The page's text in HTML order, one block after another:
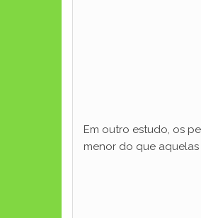
Em outro estudo, os
menor do que